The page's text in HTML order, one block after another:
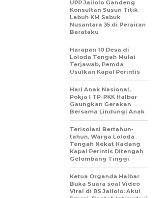
UPP Jailolo Gandeng
Konsultan Susun Titik
Labuh KM Sabuk
Nusantara 35 di Perairan
Barataku
Harapan 10 Desa di
Loloda Tengah Mulai
Terjawab, Pemda
Usulkan Kapal Perintis
Hari Anak Nasional,
Pokja I TP-PKK Halbar
Gaungkan Gerakan
Bersama Lindungi Anak
Terisolasi Bertahun-
tahun, Warga Loloda
Tengah Nekat Hadang
Kapal Perintis Ditengah
Gelombang Tinggi
Ketua Organda Halbar
Buka Suara soal Video
Viral di RS Jailolo: Akui